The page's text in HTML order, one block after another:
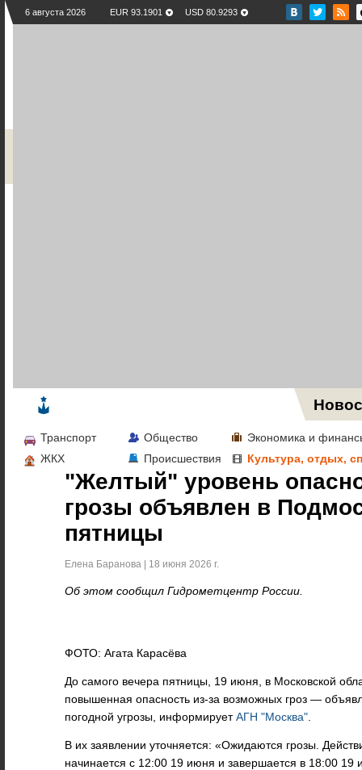
6 августа 2026 EUR 93.1901 USD 80.9293
Транспорт Общество
Экономика и
ЖКХ
Происшествия Культура, отдых,
"Желтый" уровень
грозы объявлен в
пятницы
Елена Баранова | 18 июня 2026 г.
Об этом сообщил Гидрометцентр России.
ФОТО: Агата Карасёва
До самого вечера пятницы, 19 июня, в Московской
повышенная опасность из-за возможных гроз —
погодной угрозы, информируетАГН "Москва"
В их заявлении уточняется: «Ожидаются грозы.
начинается с 12:00 19 июня и завершается в 18:00 19